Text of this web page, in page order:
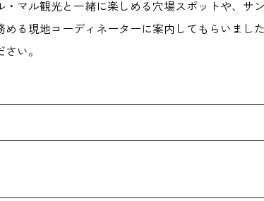
マル観光と一緒に楽しめる穴場スポットや、サ
る現地コーディネーターに案内してもらいまし
い。